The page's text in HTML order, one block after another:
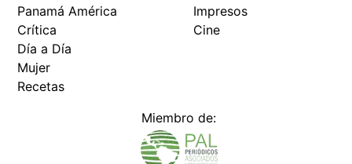
Panamá América
Crítica
Día a Día
Mujer
Recetas
Impresos
Cine
Miembro de: